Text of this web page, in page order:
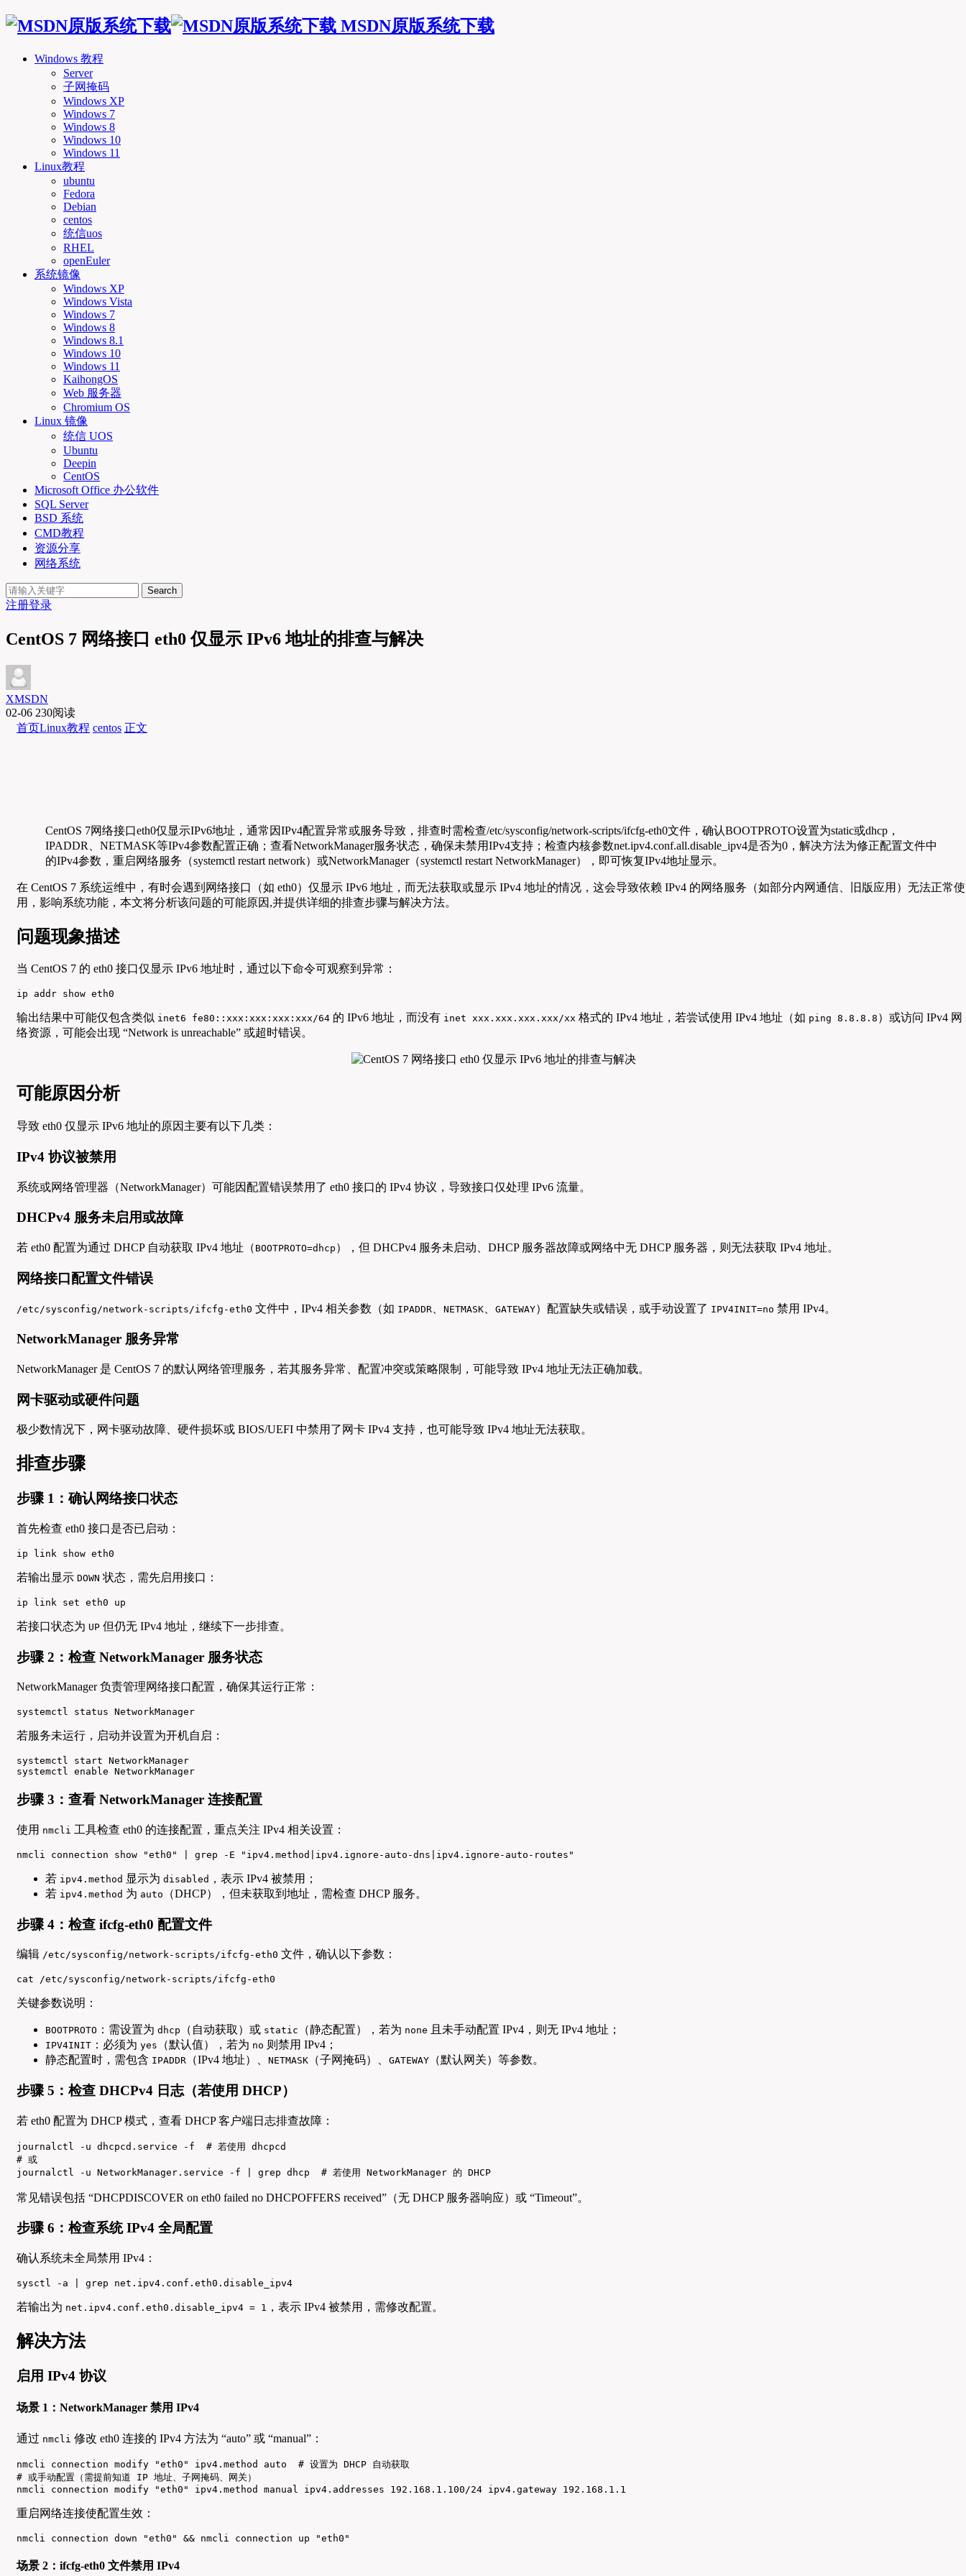
MSDN原版系统下载
Windows 教程
Server
子网掩码
Windows XP
Windows 7
Windows 8
Windows 10
Windows 11
Linux教程
ubuntu
Fedora
Debian
centos
统信uos
RHEL
openEuler
系统镜像
Windows XP
Windows Vista
Windows 7
Windows 8
Windows 8.1
Windows 10
Windows 11
KaihongOS
Web 服务器
Chromium OS
Linux 镜像
统信 UOS
Ubuntu
Deepin
CentOS
Microsoft Office 办公软件
SQL Server
BSD 系统
CMD教程
资源分享
网络系统
Search
注册登录
CentOS 7 网络接口 eth0 仅显示 IPv6 地址的排查与解决
XMSDN
02-06 230阅读
首页Linux教程 centos 正文
CentOS 7网络接口eth0仅显示IPv6地址，通常因IPv4配置异常或服务导致，排查时需检查/etc/sysconfig/network-scripts/ifcfg-eth0文件，确认BOOTPROTO设置为static或dhcp，
IPADDR、NETMASK等IPv4参数配置正确；查看NetworkManager服务状态，确保未禁用IPv4支持；检查内核参数net.ipv4.conf.all.disable_ipv4是否为0，解决方法为修正配置文件中
的IPv4参数，重启网络服务（systemctl restart network）或NetworkManager（systemctl restart NetworkManager），即可恢复IPv4地址显示。
在 CentOS 7 系统运维中，有时会遇到网络接口（如 eth0）仅显示 IPv6 地址，而无法获取或显示 IPv4 地址的情况，这会导致依赖 IPv4 的网络服务（如部分内网通信、旧版应用）无法正常使
用，影响系统功能，本文将分析该问题的可能原因,并提供详细的排查步骤与解决方法。
问题现象描述
当 CentOS 7 的 eth0 接口仅显示 IPv6 地址时，通过以下命令可观察到异常：
ip addr show eth0
输出结果中可能仅包含类似 inet6 fe80::xxx:xxx:xxx:xxx/64 的 IPv6 地址，而没有 inet xxx.xxx.xxx.xxx/xx 格式的 IPv4 地址，若尝试使用 IPv4 地址（如 ping 8.8.8.8 ）或访问 IPv4 网
络资源，可能会出现 “Network is unreachable” 或超时错误。
可能原因分析
导致 eth0 仅显示 IPv6 地址的原因主要有以下几类：
IPv4 协议被禁用
系统或网络管理器（NetworkManager）可能因配置错误禁用了 eth0 接口的 IPv4 协议，导致接口仅处理 IPv6 流量。
DHCPv4 服务未启用或故障
若 eth0 配置为通过 DHCP 自动获取 IPv4 地址（ BOOTPROTO=dhcp ），但 DHCPv4 服务未启动、DHCP 服务器故障或网络中无 DHCP 服务器，则无法获取 IPv4 地址。
网络接口配置文件错误
/etc/sysconfig/network-scripts/ifcfg-eth0 文件中，IPv4 相关参数（如 IPADDR NETMASK GATEWAY）配置缺失或错误，或手动设置了 IPV4INIT=no 禁用 IPv4。
NetworkManager 服务异常
NetworkManager 是 CentOS 7 的默认网络管理服务，若其服务异常、配置冲突或策略限制，可能导致 IPv4 地址无法正确加载。
网卡驱动或硬件问题
极少数情况下，网卡驱动故障、硬件损坏或 BIOS/UEFI 中禁用了网卡 IPv4 支持，也可能导致 IPv4 地址无法获取。
排查步骤
步骤 1：确认网络接口状态
首先检查 eth0 接口是否已启动：
ip link show eth0
若输出显示 DOWN 状态，需先启用接口：
ip link set eth0 up
若接口状态为 UP 但仍无 IPv4 地址，继续下一步排查。
步骤 2：检查 NetworkManager 服务状态
NetworkManager 负责管理网络接口配置，确保其运行正常：
systemctl status NetworkManager
若服务未运行，启动并设置为开机自启：
systemctl start NetworkManager
systemctl enable NetworkManager
步骤 3：查看 NetworkManager 连接配置
使用 nmcli 工具检查 eth0 的连接配置，重点关注 IPv4 相关设置：
nmcli connection show "eth0" | grep -E "ipv4.method|ipv4.ignore-auto-dns|ipv4.ignore-auto-routes"
若 ipv4.method 显示为 disabled ，表示 IPv4 被禁用；
若 ipv4.method 为 auto （DHCP），但未获取到地址，需检查 DHCP 服务。
步骤 4：检查 ifcfg-eth0 配置文件
编辑 /etc/sysconfig/network-scripts/ifcfg-eth0 文件，确认以下参数：
cat /etc/sysconfig/network-scripts/ifcfg-eth0
关键参数说明：
BOOTPROTO ：需设置为 dhcp （自动获取）或 static （静态配置），若为 none 且未手动配置 IPv4，则无 IPv4 地址；
IPV4INIT ：必须为 yes （默认值），若为 no 则禁用 IPv4；
静态配置时，需包含 IPADDR （IPv4 地址）、 NETMASK （子网掩码）、 GATEWAY （默认网关）等参数。
步骤 5：检查 DHCPv4 日志（若使用 DHCP）
若 eth0 配置为 DHCP 模式，查看 DHCP 客户端日志排查故障：
journalctl -u dhcpcd.service -f  # 若使用 dhcpcd
# 或
journalctl -u NetworkManager.service -f | grep dhcp  # 若使用 NetworkManager 的 DHCP
常见错误包括 “DHCPDISCOVER on eth0 failed no DHCPOFFERS received”（无 DHCP 服务器响应）或 “Timeout”。
步骤 6：检查系统 IPv4 全局配置
确认系统未全局禁用 IPv4：
sysctl -a | grep net.ipv4.conf.eth0.disable_ipv4
若输出为 net.ipv4.conf.eth0.disable_ipv4 = 1 ，表示 IPv4 被禁用，需修改配置。
解决方法
启用 IPv4 协议
场景 1：NetworkManager 禁用 IPv4
通过 nmcli 修改 eth0 连接的 IPv4 方法为 “auto” 或 “manual”：
nmcli connection modify "eth0" ipv4.method auto  # 设置为 DHCP 自动获取
# 或手动配置（需提前知道 IP 地址、子网掩码、网关）
nmcli connection modify "eth0" ipv4.method manual ipv4.addresses 192.168.1.100/24 ipv4.gateway 192.168.1.1
重启网络连接使配置生效：
nmcli connection down "eth0" && nmcli connection up "eth0"
场景 2：ifcfg-eth0 文件禁用 IPv4